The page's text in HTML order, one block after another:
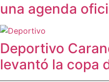
una agenda
Deportivo
levantó la copa